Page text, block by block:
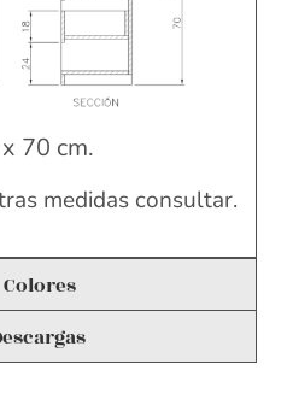
70 cm.
medidas consultar.
Colores